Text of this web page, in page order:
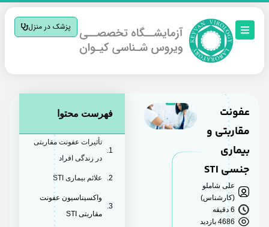
پزشک در منزل
عفونت
مقاربتی و
بیماری
جنسی STI
علی شاملو
(کارشناس)
6 دقیقه
4686 بازدید
فهرست محتوا
تأثیرات عفونت مقاربتی
در زندگی افراد
علائم بیماری STI
واکسیناسیون عفونت
مقاربتی STI